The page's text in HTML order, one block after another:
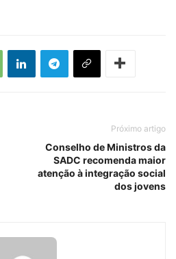
Próximo artigo
Conselho de Ministros da
SADC recomenda maior
atenção à integração social
dos jovens